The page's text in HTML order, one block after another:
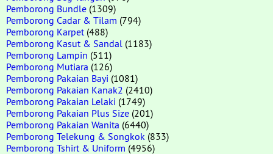
Pemborong Bundle (1309)
Pemborong Cadar & Tilam (794)
Pemborong Karpet (488)
Pemborong Kasut & Sandal (1183)
Pemborong Lampin (511)
Pemborong Mutiara (126)
Pemborong Pakaian Bayi (1081)
Pemborong Pakaian Kanak2 (2410)
Pemborong Pakaian Lelaki (1749)
Pemborong Pakaian Plus Size (201)
Pemborong Pakaian Wanita (6440)
Pemborong Telekung & Songkok (833)
Pemborong Tshirt & Uniform (4956)